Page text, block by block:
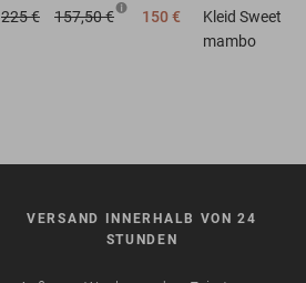
225 € 157,50 € 150 € Kleid Sweet
mambo
VERSAND INNERHALB VON 24
STUNDEN